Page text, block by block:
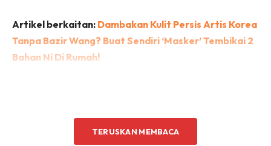
Artikel berkaitan: Dambakan Kulit Persis Artis Korea
Tanpa Bazir Wang? Buat Sendiri ‘Masker’ Tembikai 2
Bahan Ni Di Rumah!
TERUSKAN MEMBACA